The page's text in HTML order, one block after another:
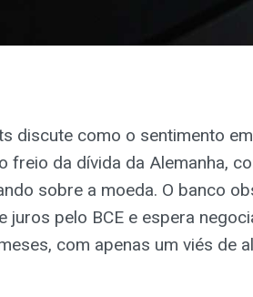
discute como o sentimento
da dívida da Alemanha,
sobre a moeda. O banco
juros pelo BCE e espera
com apenas um viés de